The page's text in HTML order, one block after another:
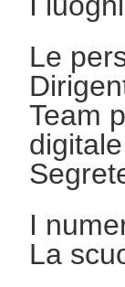
Le
Team
digitale
I
La